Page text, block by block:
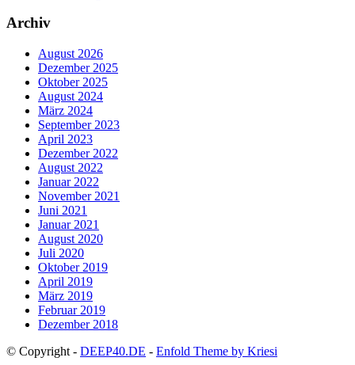
Archiv
August 2026
Dezember 2025
Oktober 2025
August 2024
März 2024
September 2023
April 2023
Dezember 2022
August 2022
Januar 2022
November 2021
Juni 2021
Januar 2021
August 2020
Juli 2020
Oktober 2019
April 2019
März 2019
Februar 2019
Dezember 2018
© Copyright - DEEP40.DE - Enfold Theme by Kriesi